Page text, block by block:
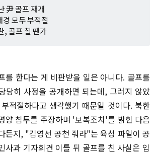
尹 골프 재개
모두 부적절
, 골프 칠 땐가
를 한다는 게 비판받을 일은 아니다. 골프를
당히 사정을 공개하면 되는데, 그러지 않았
적절하다고 생각했기 때문일 것이다. 북한
양 침투를 주장하며 '보복조치'를 밝힌 다음
든지, "김영선 공천 줘라"는 육성 파일이 공
사과 기자회견 이틀 뒤 골프를 친 사실은 입